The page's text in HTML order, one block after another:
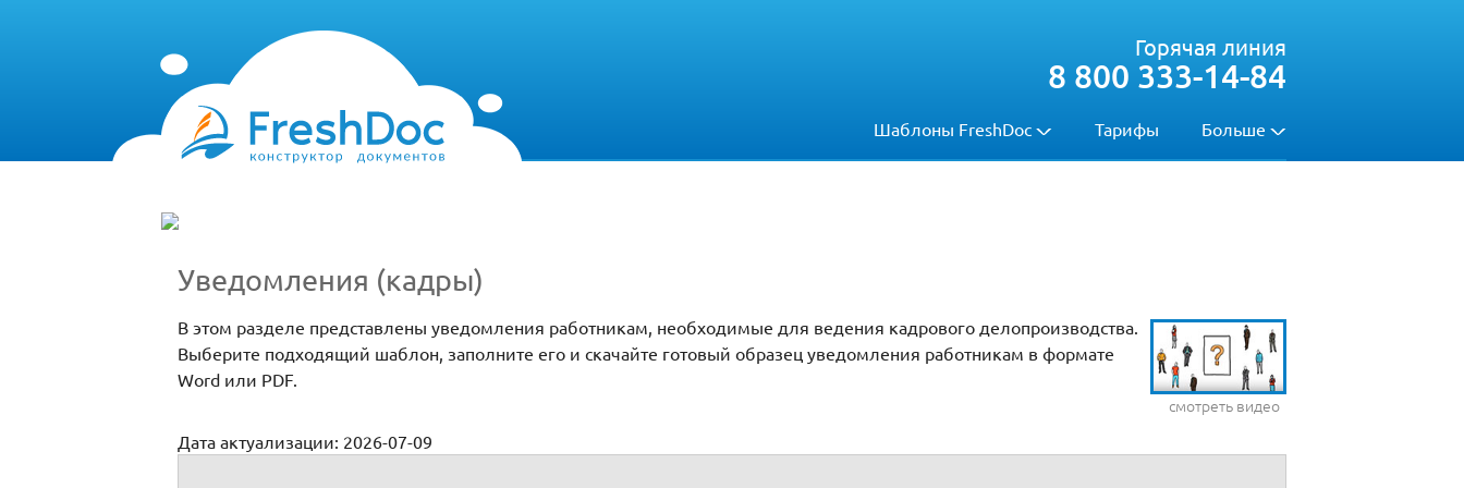
Шаблоны FreshDoc Тарифы Больше
Горячая линия
8 800 333-14-84
Уведомления (кадры)
смотреть видео
В этом разделе представлены уведомления работникам, необходимые для ведения кадрового делопроизводства.
Выберите подходящий шаблон, заполните его и скачайте готовый образец уведомления работникам в формате
Word или PDF.
Дата актуализации: 2026-07-09